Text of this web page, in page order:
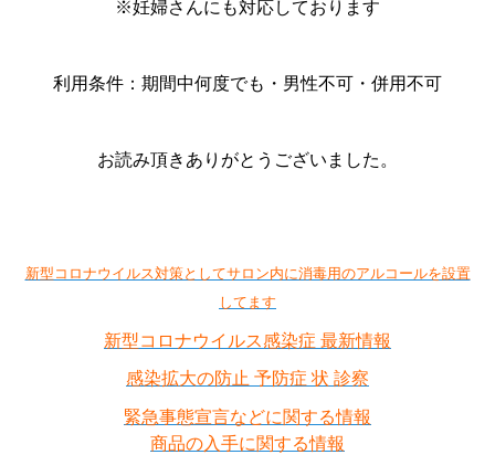
※妊婦さんにも対応しております
利用条件：期間中何度でも・男性不可・併用不可
お読み頂きありがとうございました。
新型コロナウイルス対策としてサロン内に消毒用のアルコールを設置
してます
新型コロナウイルス感染症 最新情報
感染拡大の防止 予防症 状 診察
緊急事態宣言などに関する情報
商品の入手に関する情報